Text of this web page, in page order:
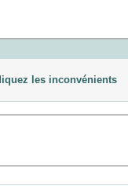
les inconvénients